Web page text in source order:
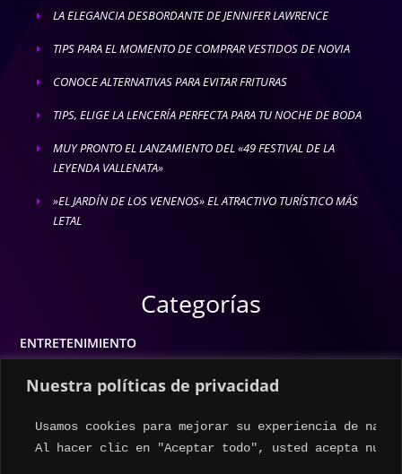
Nuestra políticas de privacidad
Usamos cookies para mejorar su experiencia de
Al hacer clic en "Aceptar todo", usted acepta
E LA ELEGANCIA DESBORDANTE DE JENNIFER LAWRENCE
E TIPS PARA EL MOMENTO DE COMPRAR VESTIDOS DE NOVIA
E CONOCE ALTERNATIVAS PARA EVITAR FRITURAS
E TIPS, ELIGE LA LENCERÍA PERFECTA PARA TU NOCHE DE BODA
E
MUY PRONTO EL LANZAMIENTO DEL «49 FESTIVAL DE LA
LEYENDA VALLENATA»
E
»EL JARDÍN DE LOS VENENOS» EL ATRACTIVO TURÍSTICO MÁS
LETAL
Categorías
ENTRETENIMIENTO
ESTILO DE VIDA